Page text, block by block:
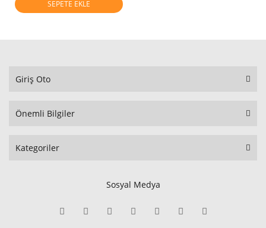
SEPETE EKLE
Giriş Oto
Önemli Bilgiler
Kategoriler
Sosyal Medya